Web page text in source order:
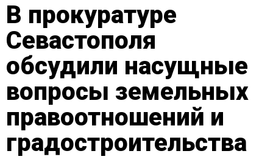
В прокуратуре
Севастополя
обсудили насущные
вопросы земельных
правоотношений и
градостроительства